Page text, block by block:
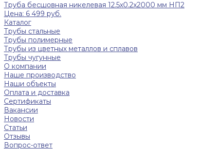
Труба бесшовная никелевая 12.5х0.2х2000 мм НП2
Цена: 6 499 руб.
Каталог
Трубы стальные
Трубы полимерные
Трубы из цветных металлов и сплавов
Трубы чугунные
О компании
Наше производство
Наши объекты
Оплата и доставка
Сертификаты
Вакансии
Новости
Статьи
Отзывы
Вопрос-ответ